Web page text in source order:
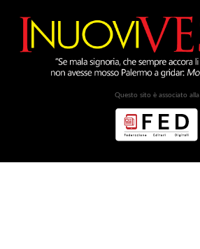
Questo sito è associato alla